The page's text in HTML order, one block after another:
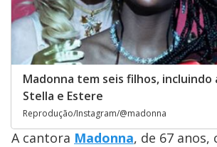
Madonna tem seis filhos, incluindo
Stella e Estere
Reprodução/Instagram/@madonna
A cantora Madonna, de 67 anos,